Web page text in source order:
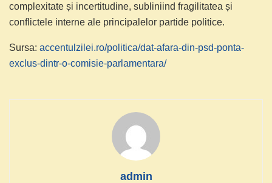
complexitate și incertitudine, subliniind fragilitatea și
conflictele interne ale principalelor partide politice.
Sursa: accentulzilei.ro/politica/dat-afara-din-psd-ponta-
exclus-dintr-o-comisie-parlamentara/
admin